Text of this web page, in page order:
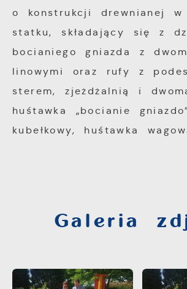
o konstrukcji drewnianej w
statku, składający się z
bocianiego gniazda z
linowymi oraz rufy z
sterem, zjeżdżalnią i
huśtawka „bocianie
kubełkowy, huśtawka
Galeria
witryny internetowej. Treści
mogą pojawić się na stronach
partnerami oraz innych
Firmy te działają w
pośredników prezentujących
postaci wiadomości, ofert,
mediów społecznościowych.